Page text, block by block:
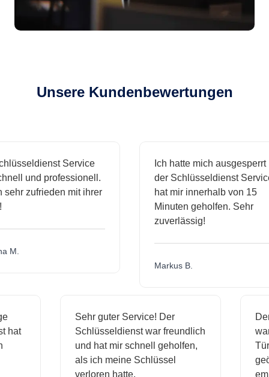
Unsere Kundenbewertungen
Service
und professionell.
zufrieden mit ihrer
Ich hatte mich ausgesperrt und
der Schlüsseldienst Service
hat mir innerhalb von 15
Minuten geholfen. Sehr
zuverlässig!
Markus B.
hat
Sehr guter Service! Der
Schlüsseldienst war freundlich
und hat mir schnell geholfen,
als ich meine Schlüssel
verloren hatte.